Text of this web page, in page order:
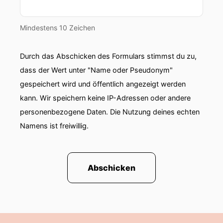
sie im Deutschen heißt.
noch mal ein kleiner Exkurs zur Standard-
Desktop-Tastatur.
Und zwar kennen alle natürlich das Tastenfeld,
wo die ganzen Buchstaben, die Tab-Taste,
Eingabetaste, Leertaste usw. drauf sind.
Dann gibt es normalerweise eben direkt rechts
mit PUS1, Ende, Seite rauf, Seite runter, Einfügen
Und da von rechts daneben ist dann der
Mindestens 10 Zeichen
Durch das Abschicken des Formulars stimmst du zu,
dass der Wert unter "Name oder Pseudonym"
gespeichert wird und öffentlich angezeigt werden
kann. Wir speichern keine IP-Adressen oder andere
personenbezogene Daten. Die Nutzung deines echten
Namens ist freiwillig.
Abschicken